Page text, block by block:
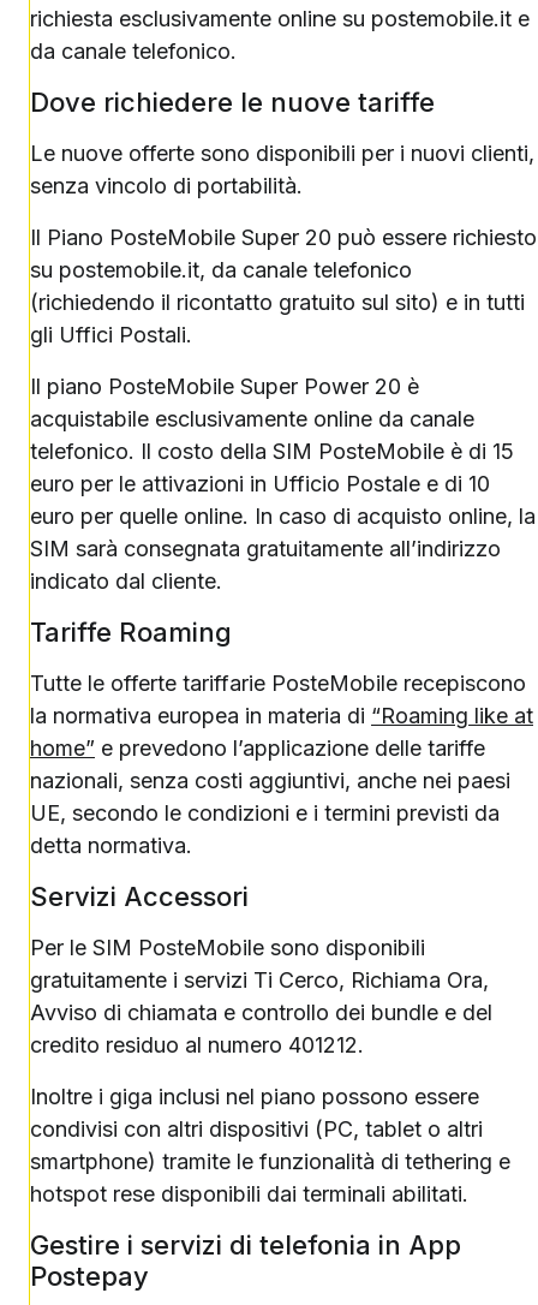
richiesta esclusivamente online su postemobile.it e
da canale telefonico.
Dove richiedere le nuove tariffe
Le nuove offerte sono disponibili per i nuovi clienti,
senza vincolo di portabilità.
Il Piano PosteMobile Super 20 può essere richiesto
su postemobile.it, da canale telefonico
(richiedendo il ricontatto gratuito sul sito) e in tutti
gli Uffici Postali.
Il piano PosteMobile Super Power 20 è
acquistabile esclusivamente online da canale
telefonico. Il costo della SIM PosteMobile è di 15
euro per le attivazioni in Ufficio Postale e di 10
euro per quelle online. In caso di acquisto online, la
SIM sarà consegnata gratuitamente all’indirizzo
indicato dal cliente.
Tariffe Roaming
Tutte le offerte tariffarie PosteMobile recepiscono
la normativa europea in materia di “Roaming like at
home” e prevedono l’applicazione delle tariffe
nazionali, senza costi aggiuntivi, anche nei paesi
UE, secondo le condizioni e i termini previsti da
detta normativa.
Servizi Accessori
Per le SIM PosteMobile sono disponibili
gratuitamente i servizi Ti Cerco, Richiama Ora,
Avviso di chiamata e controllo dei bundle e del
credito residuo al numero 401212.
Inoltre i giga inclusi nel piano possono essere
condivisi con altri dispositivi (PC, tablet o altri
smartphone) tramite le funzionalità di tethering e
hotspot rese disponibili dai terminali abilitati.
Gestire i servizi di telefonia in App
Postepay